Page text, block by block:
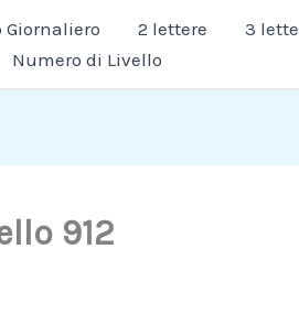
Giornaliero 2 lettere 3
Numero di Livello
912